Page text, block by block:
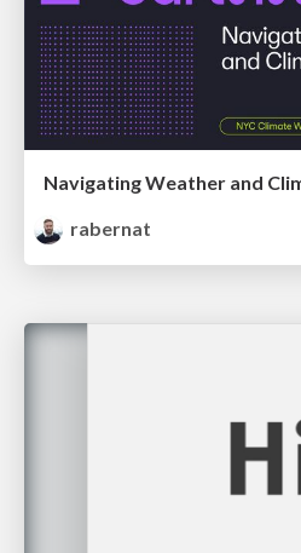
Navigating Weather and
rabernat